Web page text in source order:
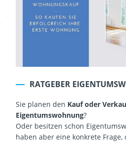
RATGEBER
Sie planen den Kauf oder
Eigentumswohnung?
Oder besitzen schon
haben aber eine konkrete Frage,